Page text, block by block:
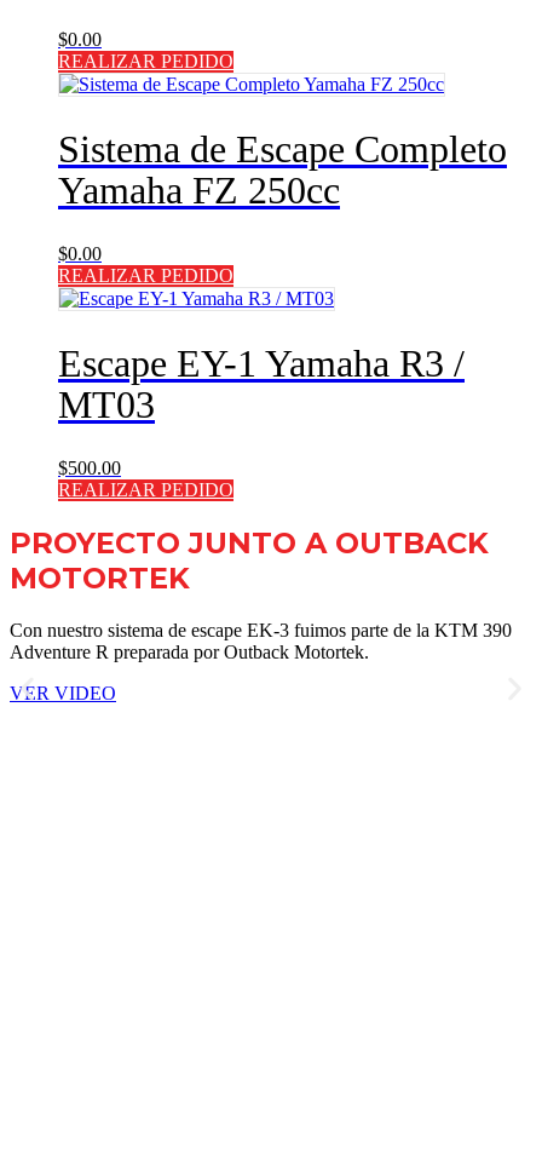
$0.00
REALIZAR PEDIDO
Sistema de Escape Completo
Yamaha FZ 250cc
$0.00
REALIZAR PEDIDO
Escape EY-1 Yamaha R3 /
MT03
$500.00
REALIZAR PEDIDO
PROYECTO JUNTO A OUTBACK
MOTORTEK ​
Con nuestro sistema de escape EK-3 fuimos parte de la KTM 390
Adventure R preparada por Outback Motortek.
VER VIDEO